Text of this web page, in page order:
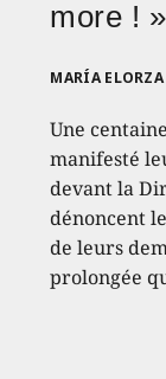
more ! »
MARÍA
Une
manifesté
devant la
dénoncent
de leurs
prolongée